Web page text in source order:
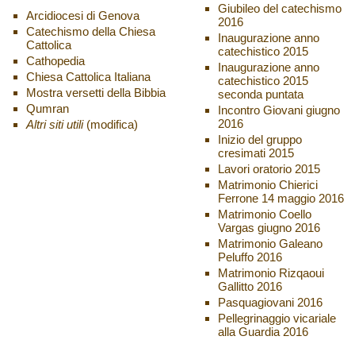
Arcidiocesi di Genova
Catechismo della Chiesa
Cattolica
Cathopedia
Chiesa Cattolica Italiana
Mostra versetti della Bibbia
Qumran
Altri siti utili (modifica)
Giubileo del catechismo
2016
Inaugurazione anno
catechistico 2015
Inaugurazione anno
catechistico 2015
seconda puntata
Incontro Giovani giugno
2016
Inizio del gruppo
cresimati 2015
Lavori oratorio 2015
Matrimonio Chierici
Ferrone 14 maggio 2016
Matrimonio Coello
Vargas giugno 2016
Matrimonio Galeano
Peluffo 2016
Matrimonio Rizqaoui
Gallitto 2016
Pasquagiovani 2016
Pellegrinaggio vicariale
alla Guardia 2016